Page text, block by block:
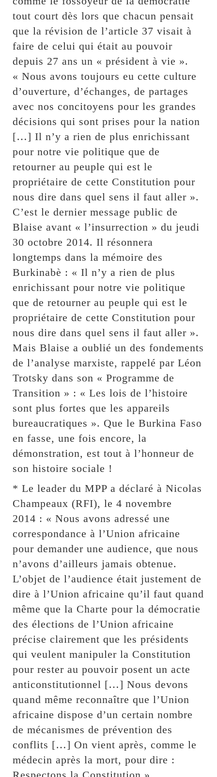
tout court dès lors que chacun pensait
que la révision de l’article 37 visait à
faire de celui qui était au pouvoir
depuis 27 ans un « président à vie ».
« Nous avons toujours eu cette culture
d’ouverture, d’échanges, de partages
avec nos concitoyens pour les grandes
décisions qui sont prises pour la nation
[…] Il n’y a rien de plus enrichissant
pour notre vie politique que de
retourner au peuple qui est le
propriétaire de cette Constitution pour
nous dire dans quel sens il faut aller ».
C’est le dernier message public de
Blaise avant « l’insurrection » du jeudi
30 octobre 2014. Il résonnera
longtemps dans la mémoire des
Burkinabè : « Il n’y a rien de plus
enrichissant pour notre vie politique
que de retourner au peuple qui est le
propriétaire de cette Constitution pour
nous dire dans quel sens il faut aller ».
Mais Blaise a oublié un des fondements
de l’analyse marxiste, rappelé par Léon
Trotsky dans son « Programme de
Transition » : « Les lois de l’histoire
sont plus fortes que les appareils
bureaucratiques ». Que le Burkina Faso
en fasse, une fois encore, la
démonstration, est tout à l’honneur de
son histoire sociale !
* Le leader du MPP a déclaré à Nicolas
Champeaux (RFI), le 4 novembre
2014 : « Nous avons adressé une
correspondance à l’Union africaine
pour demander une audience, que nous
n’avons d’ailleurs jamais obtenue.
L’objet de l’audience était justement de
dire à l’Union africaine qu’il faut quand
même que la Charte pour la démocratie
des élections de l’Union africaine
précise clairement que les présidents
qui veulent manipuler la Constitution
pour rester au pouvoir posent un acte
anticonstitutionnel […] Nous devons
quand même reconnaître que l’Union
africaine dispose d’un certain nombre
de mécanismes de prévention des
conflits […] On vient après, comme le
médecin après la mort, pour dire :